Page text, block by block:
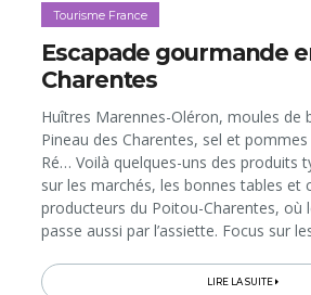
Tourisme France
Escapade gourmande
Charentes
Huîtres Marennes-Oléron, moules de
Pineau des Charentes, sel et pommes
Ré… Voilà quelques-uns des produits
sur les marchés, les bonnes tables et
producteurs du Poitou-Charentes, où
passe aussi par l’assiette. Focus sur
région atlantique pour découvrir ses
LIRE LA SUITE